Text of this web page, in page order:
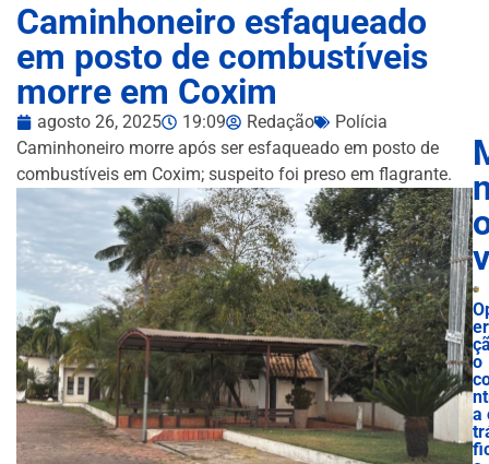
Caminhoneiro esfaqueado
em posto de combustíveis
morre em Coxim
agosto 26, 2025 19:09 Redação
Polícia
Caminhoneiro morre após ser esfaqueado em posto de
combustíveis em Coxim; suspeito foi preso em flagrante.
o
a